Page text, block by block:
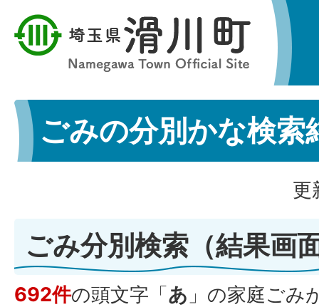
ごみの分別かな検索
更
ごみ分別検索 （結果画
692件の頭文字「あ 」の家庭ごみ